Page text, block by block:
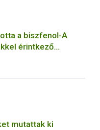
a biszfenol-A
érintkező
mutattak ki